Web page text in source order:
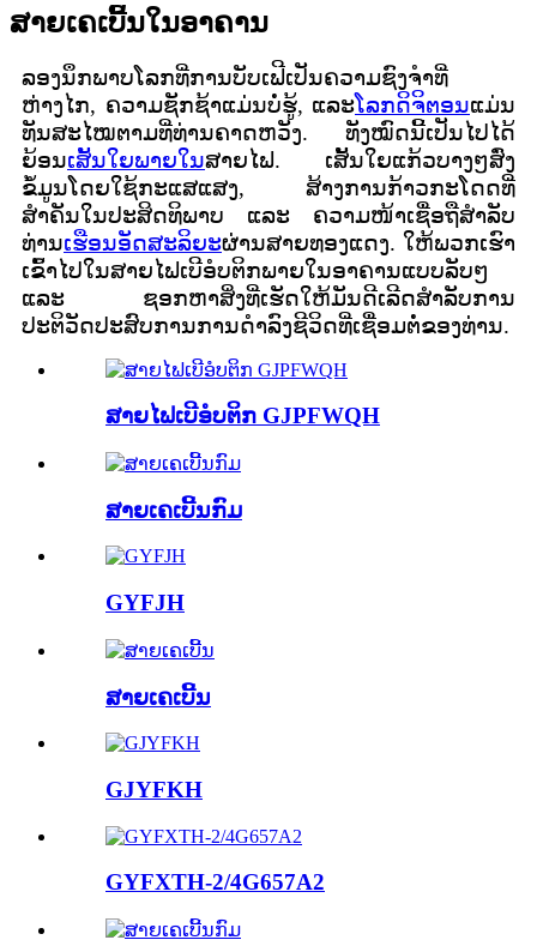
ສາຍເຄເບີ້ນໃນອາຄານ
ລອງນຶກພາບໂລກທີ່ການບັບເຟີເປັນຄວາມຊົງຈຳທີ່
ຫ່າງໄກ, ຄວາມຊັກຊ້າແມ່ນບໍ່ຮູ້, ແລະໂລກດິຈິຕອນແມ່ນ
ທັນສະໄໝຕາມທີ່ທ່ານຄາດຫວັງ. ທັງໝົດນີ້ເປັນໄປໄດ້
ຍ້ອນເສັ້ນໃຍພາຍໃນສາຍໄຟ. ເສັ້ນໃຍແກ້ວບາງໆສົ່ງ
ຂໍ້ມູນໂດຍໃຊ້ກະແສແສງ, ສ້າງການກ້າວກະໂດດທີ່
ສຳຄັນໃນປະສິດທິພາບ ແລະ ຄວາມໜ້າເຊື່ອຖືສຳລັບ
ທ່ານເຮືອນອັດສະລິຍະຜ່ານສາຍທອງແດງ. ໃຫ້ພວກເຮົາ
ເຂົ້າໄປໃນສາຍໄຟເບີອໍບຕິກພາຍໃນອາຄານແບບລັບໆ
ແລະ ຊອກຫາສິ່ງທີ່ເຮັດໃຫ້ມັນດີເລີດສຳລັບການ
ປະຕິວັດປະສົບການການດຳລົງຊີວິດທີ່ເຊື່ອມຕໍ່ຂອງທ່ານ.
ສາຍໄຟເບີອໍບຕິກ GJPFWQH
ສາຍເຄເບີ້ນກົມ
GYFJH
ສາຍເຄເບີ້ນ
GJYFKH
GYFXTH-2/4G657A2